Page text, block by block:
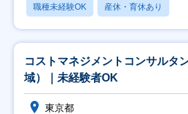
職種未経験OK 産休・育休あり
コストマネジメントコンサルタ
域）｜未経験者OK
東京都